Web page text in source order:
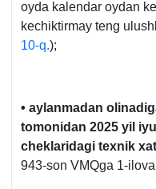
oyda kalendar oydan
kechiktirmay teng
10-q.);
• aylanmadan
tomonidan 2025 yil
cheklaridagi teхnik
943-son VMQga 1-ilova